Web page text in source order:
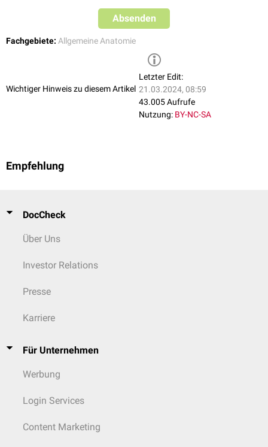
Absenden
Fachgebiete: Allgemeine Anatomie
Wichtiger Hinweis zu diesem Artikel
Letzter Edit:
21.03.2024, 08:59
43.005 Aufrufe
Nutzung: BY-NC-SA
Empfehlung
DocCheck
Über Uns
Investor Relations
Presse
Karriere
Für Unternehmen
Werbung
Login Services
Content Marketing